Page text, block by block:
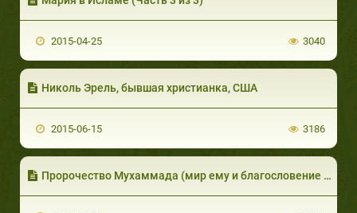
2015-04-25 3040
Николь Эрель, бывшая христианка, США
2015-06-15 3186
Пророчество Мухаммада (мир ему и благословение Аллаха): Не безумец, не поэт и не колдун (часть 3 из 3)